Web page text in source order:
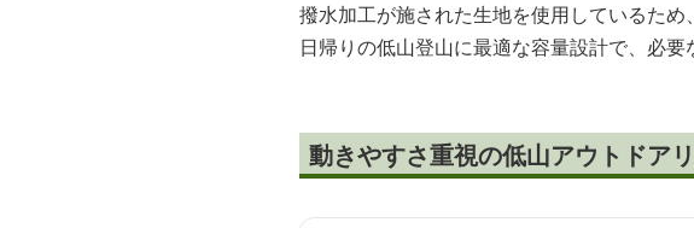
撥水加工が施された生地を使用しているため
日帰りの低山登山に最適な容量設計で、必
動きやすさ重視の低山アウトドア